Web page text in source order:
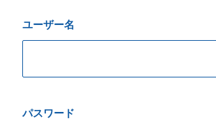
ユーザー名
パスワード